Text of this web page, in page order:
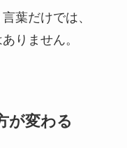
葉だけでは、
りません。
が変わる